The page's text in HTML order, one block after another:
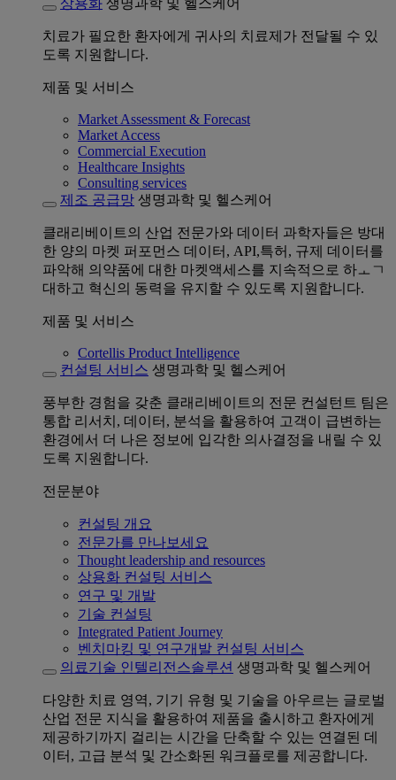
상용화 생명과학 및 헬스케어
치료가 필요한 환자에게 귀사의 치료제가 전달될 수 있
도록 지원합니다.
제품 및 서비스
Market Assessment & Forecast
Market Access
Commercial Execution
Healthcare Insights
Consulting services
제조 공급망 생명과학 및 헬스케어
클래리베이트의 산업 전문가와 데이터 과학자들은 방대
한 양의 마켓 퍼포먼스 데이터, API,특허, 규제 데이터를
파악해 의약품에 대한 마켓액세스를 지속적으로 하ㅗㄱ
대하고 혁신의 동력을 유지할 수 있도록 지원합니다.
제품 및 서비스
Cortellis Product Intelligence
컨설팅 서비스 생명과학 및 헬스케어
풍부한 경험을 갖춘 클래리베이트의 전문 컨설턴트 팀은
통합 리서치, 데이터, 분석을 활용하여 고객이 급변하는
환경에서 더 나은 정보에 입각한 의사결정을 내릴 수 있
도록 지원합니다.
전문분야
컨설팅 개요
전문가를 만나보세요
Thought leadership and resources
상용화 컨설팅 서비스
연구 및 개발
기술 컨설팅
Integrated Patient Journey
벤치마킹 및 연구개발 컨설팅 서비스
의료기술 인텔리전스솔루션 생명과학 및 헬스케어
다양한 치료 영역, 기기 유형 및 기술을 아우르는 글로벌
산업 전문 지식을 활용하여 제품을 출시하고 환자에게
제공하기까지 걸리는 시간을 단축할 수 있는 연결된 데
이터, 고급 분석 및 간소화된 워크플로를 제공합니다.